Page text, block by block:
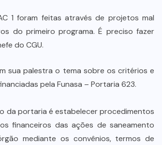
1 foram feitas através de projetos mal
do primeiro programa. É preciso fazer
do CGU.
sua palestra o tema sobre os critérios e
pela Funasa – Portaria 623.
da portaria é estabelecer procedimentos
financeiros das ações de saneamento
mediante os convênios, termos de
ministro Marco Buzzi
do cargo por denúncias de